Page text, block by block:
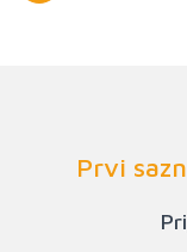
Prvi